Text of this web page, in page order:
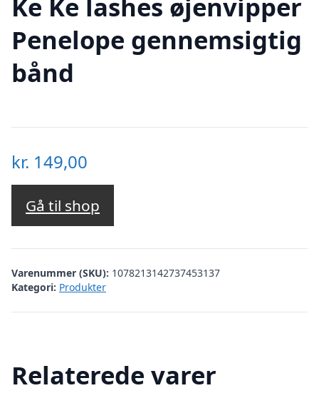
Penelope gennemsigtig
bånd
kr. 149,00
Gå til shop
Varenummer (SKU): 1078213142737453137
Kategori: Produkter
Relaterede varer